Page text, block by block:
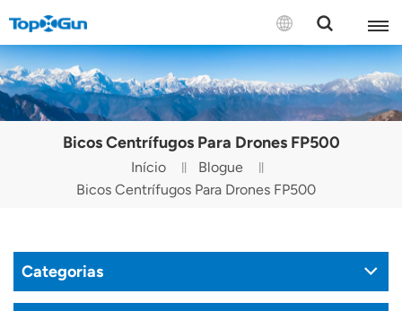
CONTATE-NOS
English
Español
Русский
Bicos Centrífugos Para Drones FP500
Início
Blogue
Bicos Centrífugos Para Drones FP500
Categorias